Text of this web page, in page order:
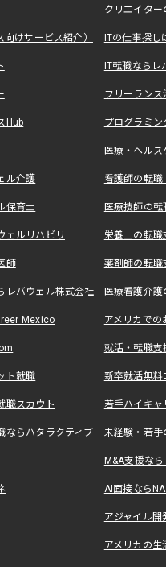
クリエイタ
けサービス紹介） ITの仕事探
IT転職なら
フリーラン
Hub プログラミ
医療・ヘル
ル介護 看護師の転
保育士 医療技師の
ェルリハビリ 栄養士の転
師 薬剤師の転
レバウェル株式会社 医療看護介
Mexico アメリカで
就活・転職
ト就職 新卒就活無料
職スカウト 若手ハイキ
ならハタラクティブ 未経験・若手
M&A支援な
AI面接なら
アジャイル
アメリカの